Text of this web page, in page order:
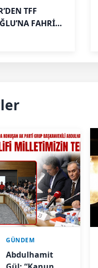
TFF
FAHRİ
GÜNDEM
Abdulhamit